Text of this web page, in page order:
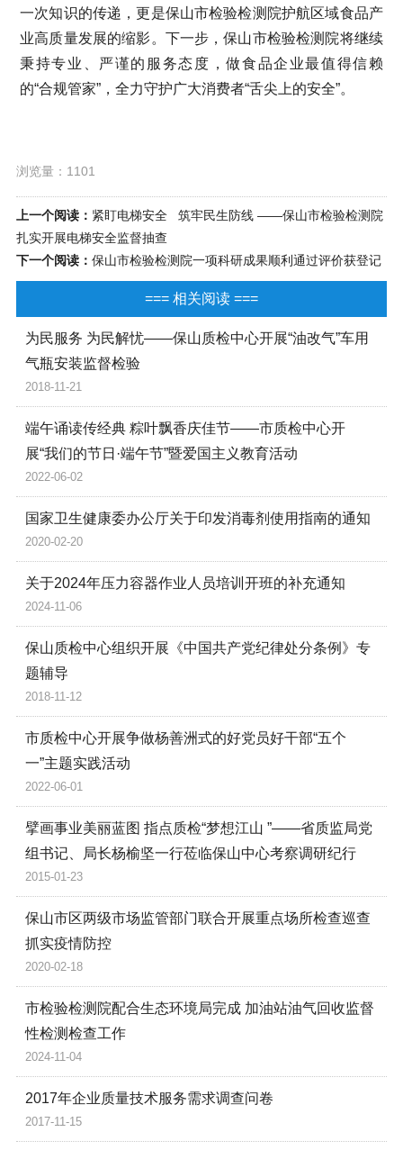
一次知识的传递，更是保山市检验检测院护航区域食品产
业高质量发展的缩影。下一步，保山市检验检测院将继续
秉持专业、严谨的服务态度，做食品企业最值得信赖
的“合规管家”，全力守护广大消费者“舌尖上的安全”。
浏览量：1101
上一个阅读： 紧盯电梯安全 筑牢民生防线 ——保山市检验检测院
扎实开展电梯安全监督抽查
下一个阅读： 保山市检验检测院一项科研成果顺利通过评价获登记
=== 相关阅读 ===
为民服务 为民解忧——保山质检中心开展“油改气”车用
气瓶安装监督检验
2018-11-21
端午诵读传经典 粽叶飘香庆佳节——市质检中心开
展“我们的节日·端午节”暨爱国主义教育活动
2022-06-02
国家卫生健康委办公厅关于印发消毒剂使用指南的通知
2020-02-20
关于2024年压力容器作业人员培训开班的补充通知
2024-11-06
保山质检中心组织开展《中国共产党纪律处分条例》专
题辅导
2018-11-12
市质检中心开展争做杨善洲式的好党员好干部“五个
一”主题实践活动
2022-06-01
擘画事业美丽蓝图 指点质检“梦想江山 ”——省质监局党
组书记、局长杨榆坚一行莅临保山中心考察调研纪行
2015-01-23
保山市区两级市场监管部门联合开展重点场所检查巡查
抓实疫情防控
2020-02-18
市检验检测院配合生态环境局完成 加油站油气回收监督
性检测检查工作
2024-11-04
2017年企业质量技术服务需求调查问卷
2017-11-15